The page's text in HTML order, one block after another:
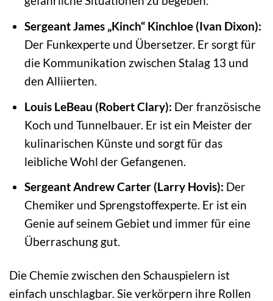
Sergeant James „Kinch“ Kinchloe (Ivan Dixon):
Der Funkexperte und Übersetzer. Er sorgt für
die Kommunikation zwischen Stalag 13 und
den Alliierten.
Louis LeBeau (Robert Clary): Der französische
Koch und Tunnelbauer. Er ist ein Meister der
kulinarischen Künste und sorgt für das
leibliche Wohl der Gefangenen.
Sergeant Andrew Carter (Larry Hovis): Der
Chemiker und Sprengstoffexperte. Er ist ein
Genie auf seinem Gebiet und immer für eine
Überraschung gut.
Die Chemie zwischen den Schauspielern ist
einfach unschlagbar. Sie verkörpern ihre Rollen